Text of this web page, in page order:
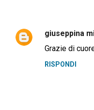
C
giuseppina
Grazie di
RISPONDI